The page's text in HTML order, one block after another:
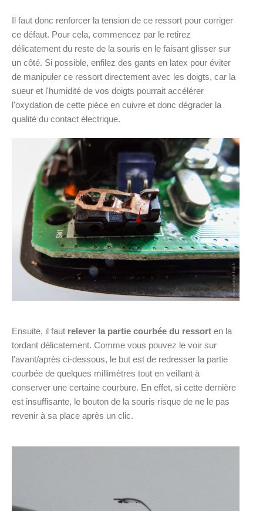
Il faut donc renforcer la tension de ce ressort pour corriger
ce défaut. Pour cela, commencez par le retirez
délicatement du reste de la souris en le faisant glisser sur
un côté. Si possible, enfilez des gants en latex pour éviter
de manipuler ce ressort directement avec les doigts, car la
sueur et l'humidité de vos doigts pourrait accélérer
l'oxydation de cette pièce en cuivre et donc dégrader la
qualité du contact électrique.
Ensuite, il faut relever la partie courbée du ressort en la
tordant délicatement. Comme vous pouvez le voir sur
l'avant/après ci-dessous, le but est de redresser la partie
courbée de quelques millimètres tout en veillant à
conserver une certaine courbure. En effet, si cette dernière
est insuffisante, le bouton de la souris risque de ne le pas
revenir à sa place après un clic.